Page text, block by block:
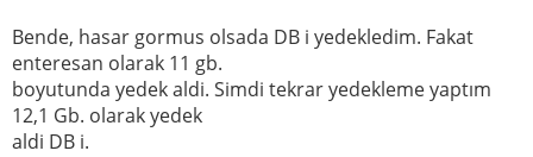
Bende, hasar gormus olsada DB i yedekledim. Fakat
enteresan olarak 11 gb.
boyutunda yedek aldi. Simdi tekrar yedekleme yaptım
12,1 Gb. olarak yedek
aldi DB i.